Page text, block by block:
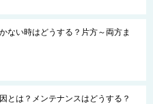
ない時はどうする？片方～両方ま
とは？メンテナンスはどうする？